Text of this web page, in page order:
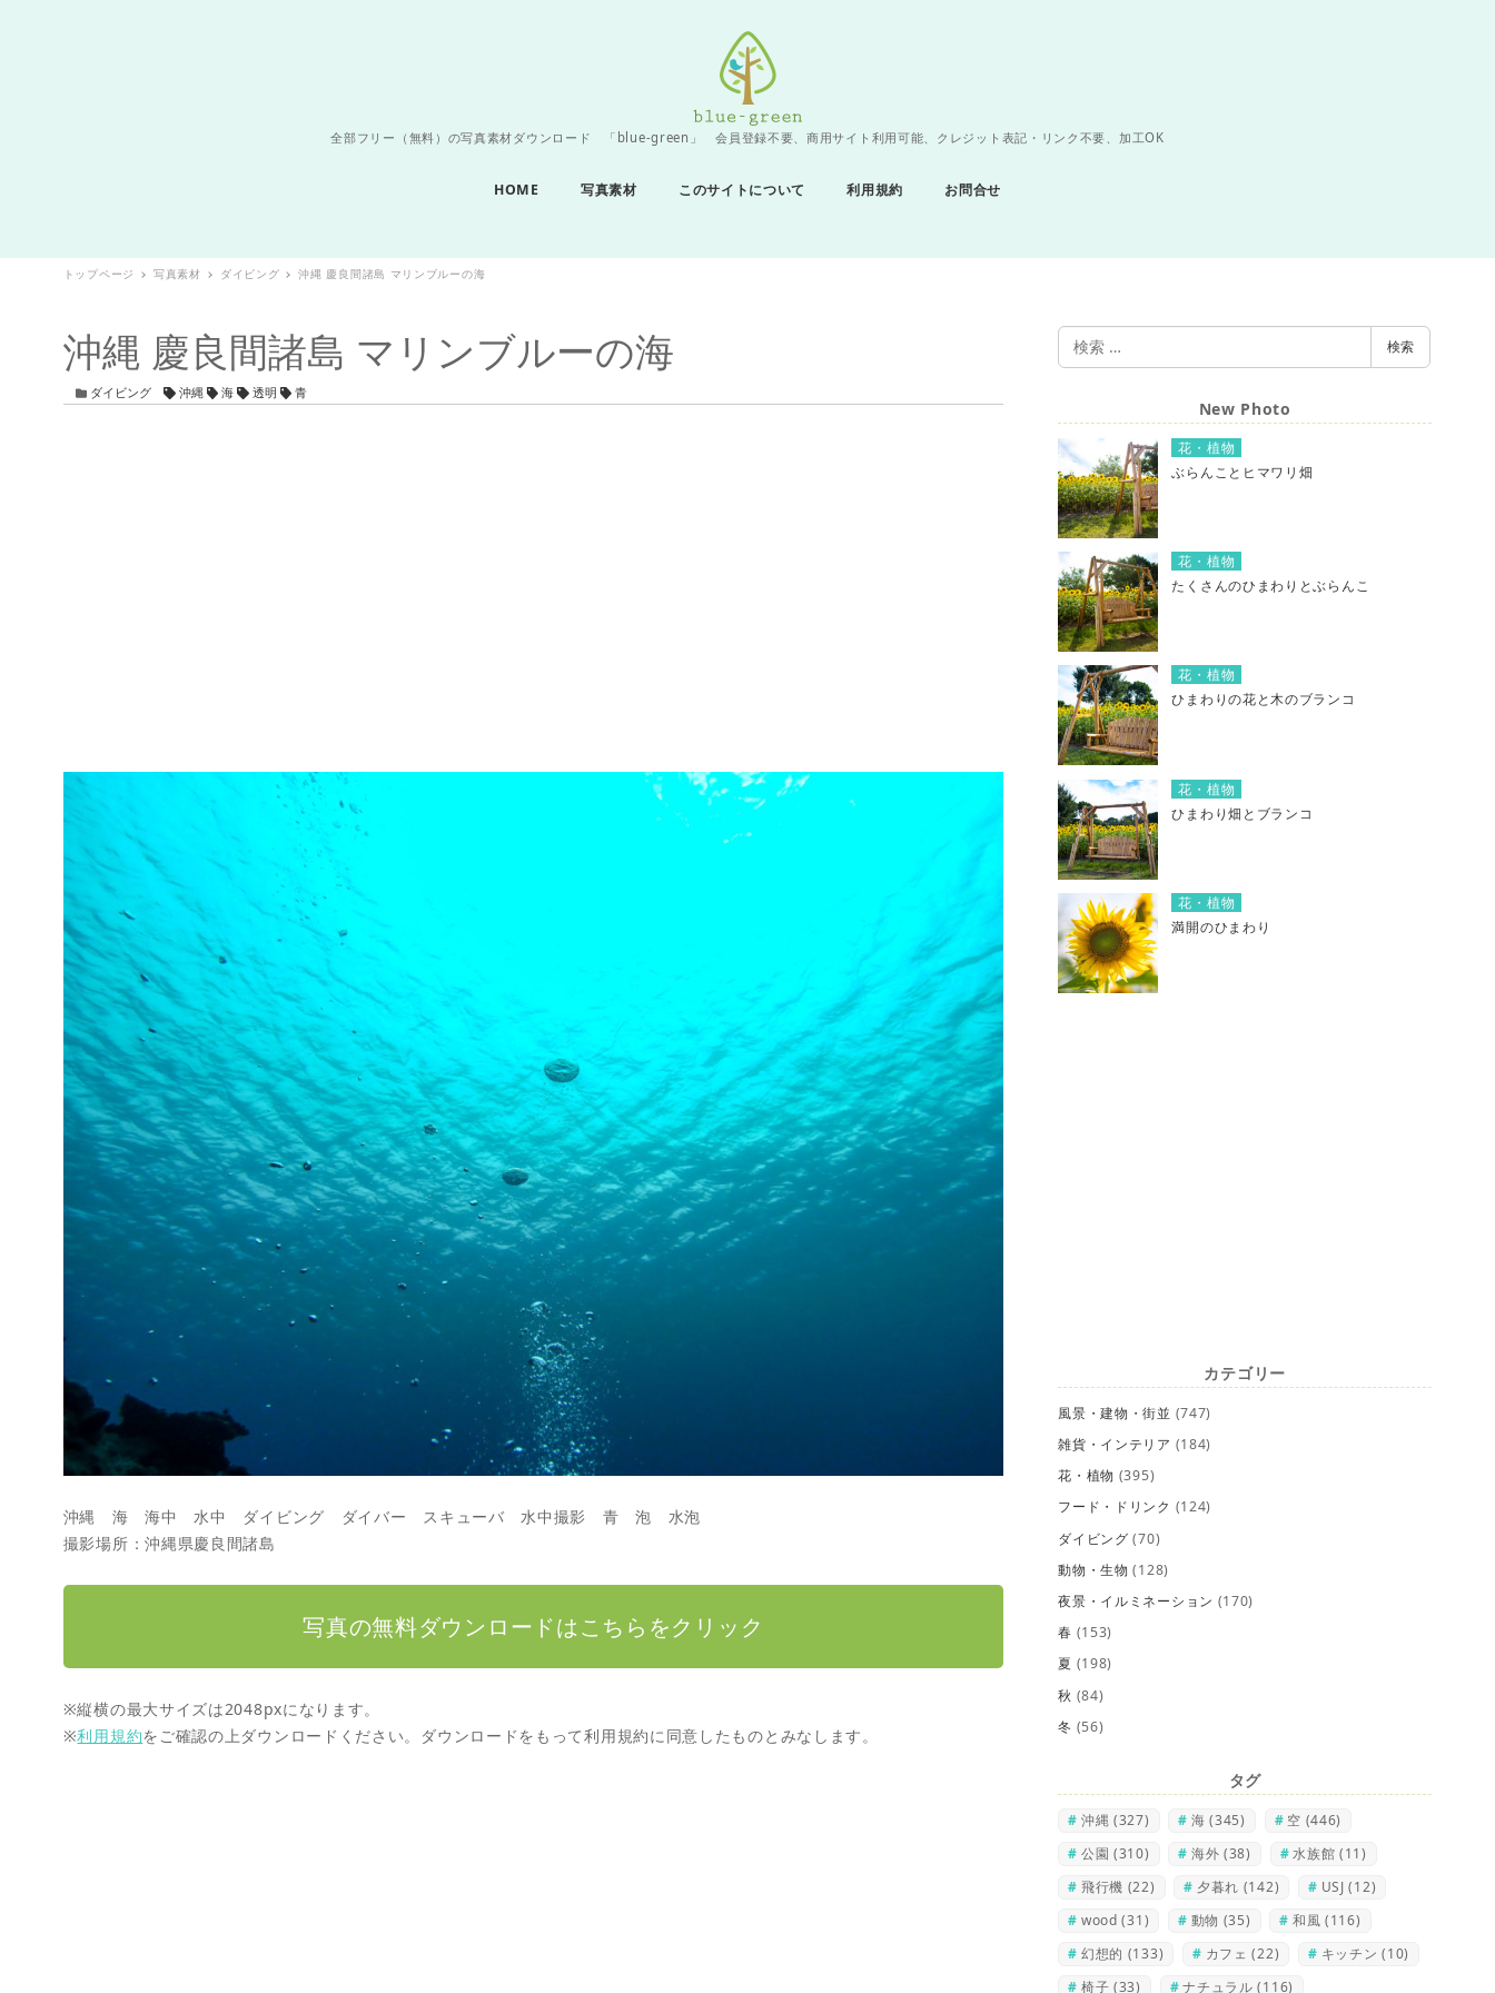
全部フリー（無料）の写真素材ダウンロード 「blue-green」 会員登録不要、商用サイト利用可能、クレジット表記・リンク不要、加工OK
HOME 写真素材 このサイトについて 利用規約 お問合せ
トップページ 写真素材 ダイビング 沖縄 慶良間諸島 マリンブルーの海
沖縄 慶良間諸島 マリンブルーの海
カテゴリー
ダイビング タグ沖縄 海 透明 青
沖縄 海 海中 水中 ダイビング ダイバー スキューバ 水中撮影 青 泡 水泡
撮影場所：沖縄県慶良間諸島
写真の無料ダウンロードはこちらをクリック
※縦横の最大サイズは2048pxになります。
※利用規約をご確認の上ダウンロードください。ダウンロードをもって利用規約に同意したものとみなします。
検
索
検索
New Photo
花・植物
ぶらんことヒマワリ畑
花・植物
たくさんのひまわりとぶらんこ
花・植物
ひまわりの花と木のブランコ
花・植物
ひまわり畑とブランコ
花・植物
満開のひまわり
カテゴリー
風景・建物・街並 (747)
雑貨・インテリア (184)
花・植物 (395)
フード・ドリンク (124)
ダイビング (70)
動物・生物 (128)
夜景・イルミネーション (170)
春 (153)
夏 (198)
秋 (84)
冬 (56)
タグ
沖縄 (327) 海 (345) 空 (446)
公園 (310) 海外 (38) 水族館 (11)
飛行機 (22) 夕暮れ (142) USJ (12)
wood (31) 動物 (35) 和風 (116)
幻想的 (133) カフェ (22) キッチン (10)
椅子 (33) ナチュラル (116)